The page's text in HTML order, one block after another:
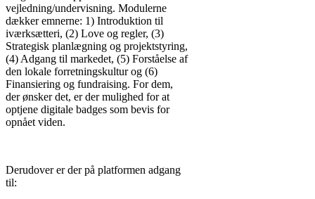
vejledning/undervisning. Modulerne
dækker emnerne: 1) Introduktion til
iværksætteri, (2) Love og regler, (3)
Strategisk planlægning og projektstyring,
(4) Adgang til markedet, (5) Forståelse af
den lokale forretningskultur og (6)
Finansiering og fundraising. For dem,
der ønsker det, er der mulighed for at
optjene digitale badges som bevis for
opnået viden.
Derudover er der på platformen adgang
til: